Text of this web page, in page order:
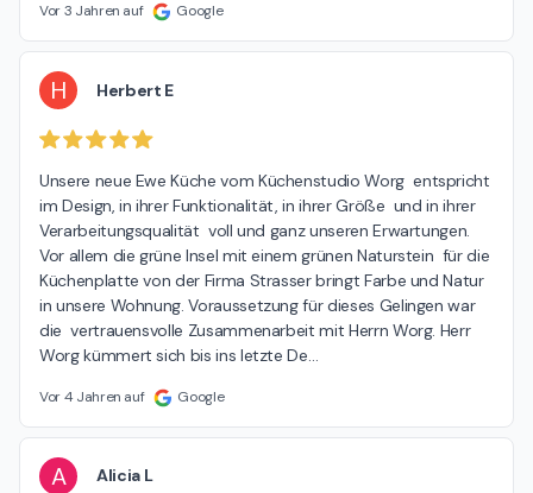
Vor 3 Jahren auf Google
H Herbert E
Unsere neue Ewe Küche vom Küchenstudio Worg  entspricht
im Design, in ihrer Funktionalität, in ihrer Größe  und in ihrer
Verarbeitungsqualität  voll und ganz unseren Erwartungen.
Vor allem die grüne Insel mit einem grünen Naturstein  für die
Küchenplatte von der Firma Strasser bringt Farbe und Natur
in unsere Wohnung. Voraussetzung für dieses Gelingen war
die  vertrauensvolle Zusammenarbeit mit Herrn Worg. Herr
Worg kümmert sich bis ins letzte De…
Vor 4 Jahren auf Google
A Alicia L